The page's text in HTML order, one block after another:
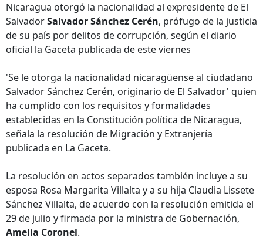
Nicaragua otorgó la nacionalidad al expresidente de El
SalvadorSalvador Sánchez Cerén, prófugo de la justicia
de su país por delitos de corrupción, según el diario
oficial la Gaceta publicada de este viernes
'Se le otorga la nacionalidad nicaragüense al ciudadano
Salvador Sánchez Cerén, originario de El Salvador' quien
ha cumplido con los requisitos y formalidades
establecidas en la Constitución política de Nicaragua,
señala la resolución de Migración y Extranjería
publicada en La Gaceta.
La resolución en actos separados también incluye a su
esposa Rosa Margarita Villalta y a su hija Claudia Lissete
Sánchez Villalta, de acuerdo con la resolución emitida el
29 de julio y firmada por la ministra de Gobernación,
Amelia Coronel.